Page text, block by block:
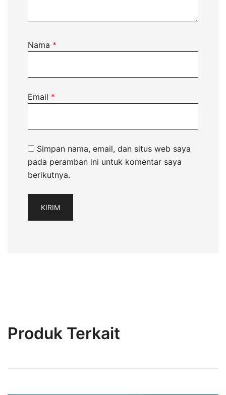
Nama *
Email *
Simpan nama, email, dan situs web saya
pada peramban ini untuk komentar saya
berikutnya.
Produk Terkait